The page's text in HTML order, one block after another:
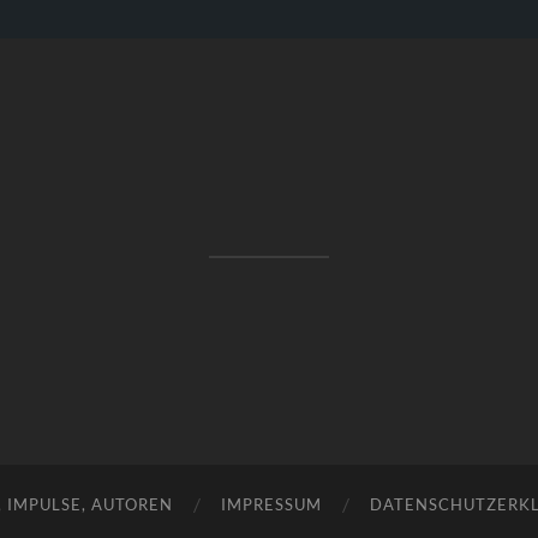
IMPULSE, AUTOREN IMPRESSUM